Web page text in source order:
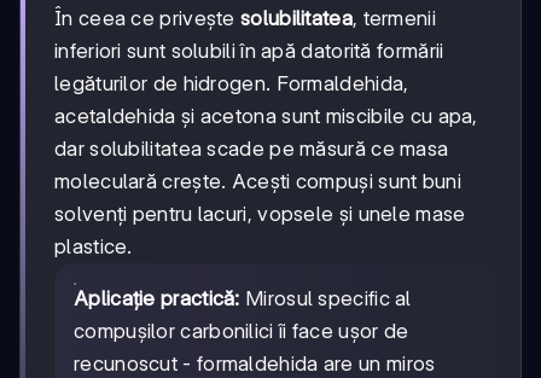
În ceea ce privește solubilitatea, termenii
inferiori sunt solubili în apă datorită formării
legăturilor de hidrogen. Formaldehida,
acetaldehida și acetona sunt miscibile cu apa,
dar solubilitatea scade pe măsură ce masa
moleculară crește. Acești compuși sunt buni
solvenți pentru lacuri, vopsele și unele mase
plastice.
Aplicație practică: Mirosul specific al
compușilor carbonilici îi face ușor de
recunoscut - formaldehida are un miros